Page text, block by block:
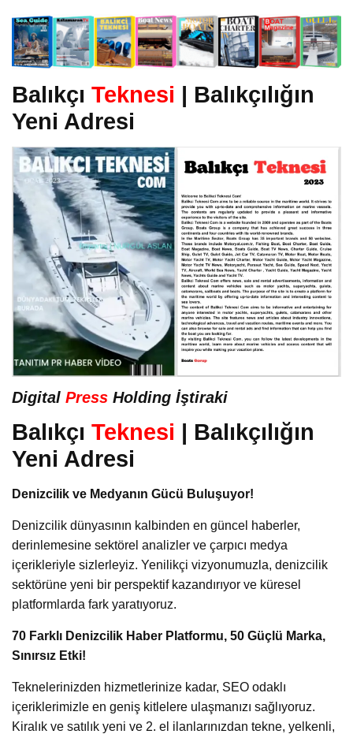
Balıkçı Teknesi | Balıkçılığın
Yeni Adresi
Digital Press Holding İştiraki
Balıkçı Teknesi | Balıkçılığın
Yeni Adresi
Denizcilik ve Medyanın Gücü Buluşuyor!
Denizcilik dünyasının kalbinden en güncel haberler,
derinlemesine sektörel analizler ve çarpıcı medya
içerikleriyle sizlerleyiz. Yenilikçi vizyonumuzla, denizcilik
sektörüne yeni bir perspektif kazandırıyor ve küresel
platformlarda fark yaratıyoruz.
70 Farklı Denizcilik Haber Platformu, 50 Güçlü Marka,
Sınırsız Etki!
Teknelerinizden hizmetlerinize kadar, SEO odaklı
içeriklerimizle en geniş kitlelere ulaşmanızı sağlıyoruz.
Kiralık ve satılık yeni ve 2. el ilanlarınızdan tekne, yelkenli,